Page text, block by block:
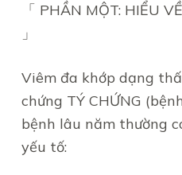
「 PHẦN MỘT: HIỂU
」
Viêm đa khớp dạng
chứng TÝ CHỨNG
bệnh lâu năm thường
yếu tố: